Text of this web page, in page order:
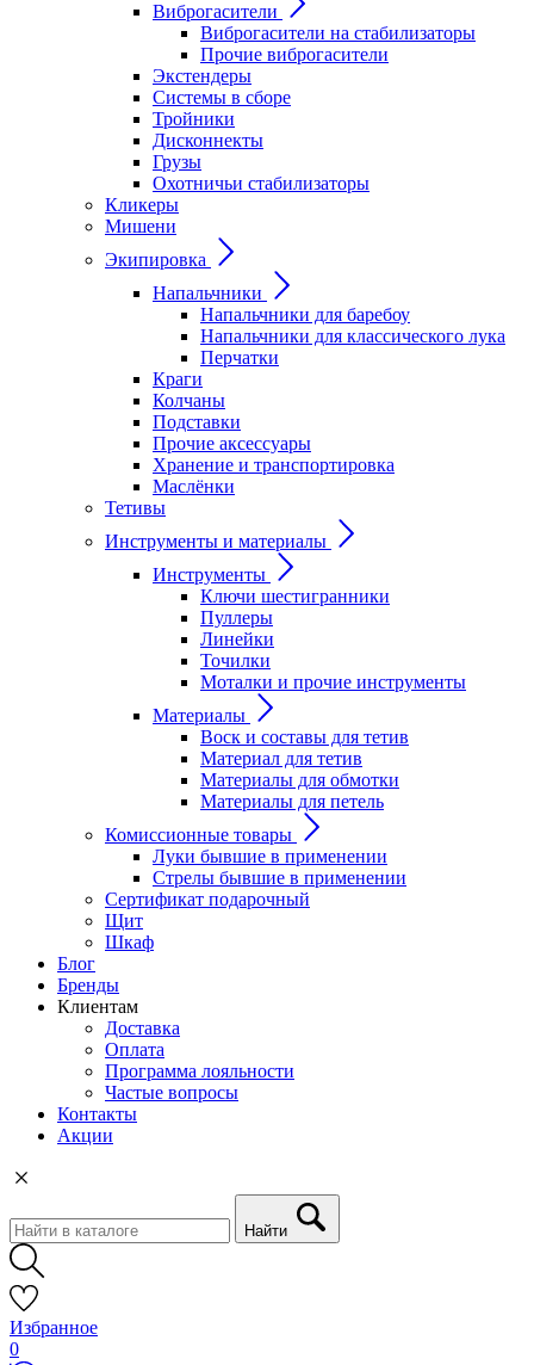
Виброгасители
Виброгасители на стабилизаторы
Прочие виброгасители
Экстендеры
Системы в сборе
Тройники
Дисконнекты
Грузы
Охотничьи стабилизаторы
Кликеры
Мишени
Экипировка
Напальчники
Напальчники для баребоу
Напальчники для классического лука
Перчатки
Краги
Колчаны
Подставки
Прочие аксессуары
Хранение и транспортировка
Маслёнки
Тетивы
Инструменты и материалы
Инструменты
Ключи шестигранники
Пуллеры
Линейки
Точилки
Моталки и прочие инструменты
Материалы
Воск и составы для тетив
Материал для тетив
Материалы для обмотки
Материалы для петель
Комиссионные товары
Луки бывшие в применении
Стрелы бывшие в применении
Сертификат подарочный
Щит
Шкаф
Блог
Бренды
Клиентам
Доставка
Оплата
Программа лояльности
Частые вопросы
Контакты
Акции
Найти
Избранное
0